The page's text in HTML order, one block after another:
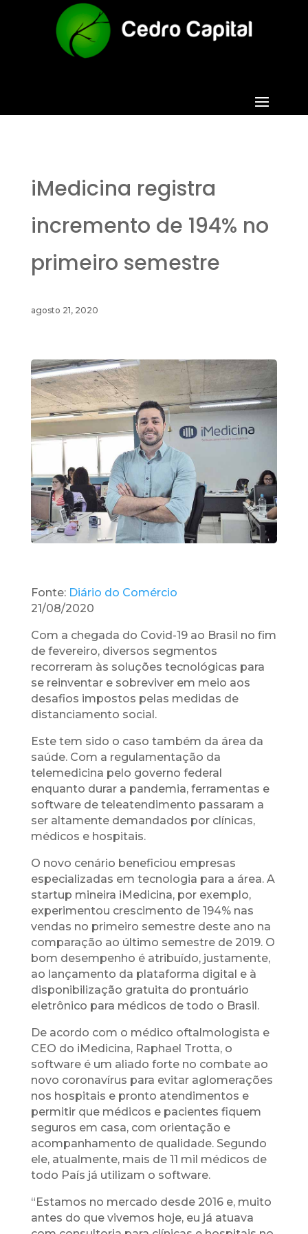
iMedicina registra
incremento de 194% no
primeiro semestre
agosto 21, 2020
Fonte: Diário do Comércio
21/08/2020
Com a chegada do Covid-19 ao Brasil no fim
de fevereiro, diversos segmentos
recorreram às soluções tecnológicas para
se reinventar e sobreviver em meio aos
desafios impostos pelas medidas de
distanciamento social.
Este tem sido o caso também da área da
saúde. Com a regulamentação da
telemedicina pelo governo federal
enquanto durar a pandemia, ferramentas e
software de teleatendimento passaram a
ser altamente demandados por clínicas,
médicos e hospitais.
O novo cenário beneficiou empresas
especializadas em tecnologia para a área. A
startup mineira iMedicina, por exemplo,
experimentou crescimento de 194% nas
vendas no primeiro semestre deste ano na
comparação ao último semestre de 2019. O
bom desempenho é atribuído, justamente,
ao lançamento da plataforma digital e à
disponibilização gratuita do prontuário
eletrônico para médicos de todo o Brasil.
De acordo com o médico oftalmologista e
CEO do iMedicina, Raphael Trotta, o
software é um aliado forte no combate ao
novo coronavírus para evitar aglomerações
nos hospitais e pronto atendimentos e
permitir que médicos e pacientes fiquem
seguros em casa, com orientação e
acompanhamento de qualidade. Segundo
ele, atualmente, mais de 11 mil médicos de
todo País já utilizam o software.
“Estamos no mercado desde 2016 e, muito
antes do que vivemos hoje, eu já atuava